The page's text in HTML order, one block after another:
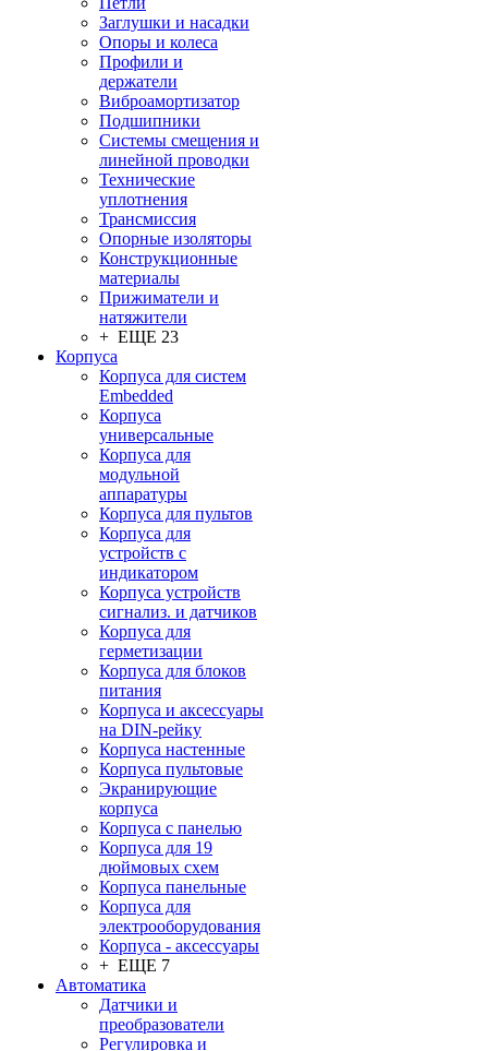
Заглушки и насадки
Опоры и колеса
Профили и
держатели
Виброамортизатор
Подшипники
Системы смещения и
линейной проводки
Технические
уплотнения
Трансмиссия
Опорные изоляторы
Конструкционные
материалы
Прижиматели и
натяжители
+ ЕЩЕ 23
Корпуса
Корпуса для систем
Embedded
Корпуса
универсальные
Корпуса для
модульной
аппаратуры
Корпуса для пультов
Корпуса для
устройств с
индикатором
Корпуса устройств
сигнализ. и датчиков
Корпуса для
герметизации
Корпуса для блоков
питания
Корпуса и аксессуары
на DIN-рейку
Корпуса настенные
Корпуса пультовые
Экранирующие
корпуса
Корпуса с панелью
Корпуса для 19
дюймовых схем
Корпуса панельные
Корпуса для
электрооборудования
Корпуса - аксессуары
+ ЕЩЕ 7
Автоматика
Датчики и
преобразователи
Регулировка и